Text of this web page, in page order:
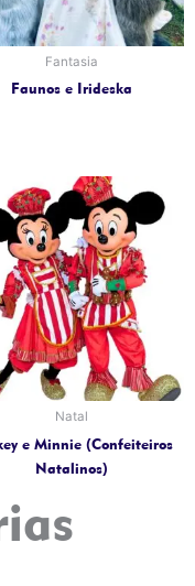
Fantasia
Faunos e Irideska
Natal
e Minnie (Confeiteiros
Natalinos)